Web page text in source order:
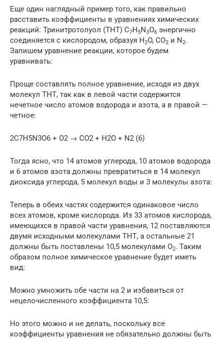
Еще один наглядный пример того, как правильно
расставить коэффициенты в уравнениях химических
реакций: Тринитротолуол (ТНТ) C7H5N3O6 энергично
соединяется с кислородом, образуя H2O, CO2 и N2.
Запишем уравнение реакции, которое будем
уравнивать:
Проще составлять полное уравнение, исходя из двух
молекул ТНТ, так как в левой части содержится
нечетное число атомов водорода и азота, а в правой —
четное:
2C7H5N3O6 + O2 → CO2 + H2O + N2 (6)
Тогда ясно, что 14 атомов углерода, 10 атомов водорода
и 6 атомов азота должны превратиться в 14 молекул
диоксида углерода, 5 молекул воды и 3 молекулы азота:
Теперь в обеих частях содержится одинаковое число
всех атомов, кроме кислорода. Из 33 атомов кислорода,
имеющихся в правой части уравнения, 12 поставляются
двумя исходными молекулами ТНТ, а остальные 21
должны быть поставлены 10,5 молекулами O2. Таким
образом полное химическое уравнение будет иметь
вид:
Можно умножить обе части на 2 и избавиться от
нецелочисленного коэффициента 10,5:
Но этого можно и не делать, поскольку все
коэффициенты уравнения не обязательно должны быть